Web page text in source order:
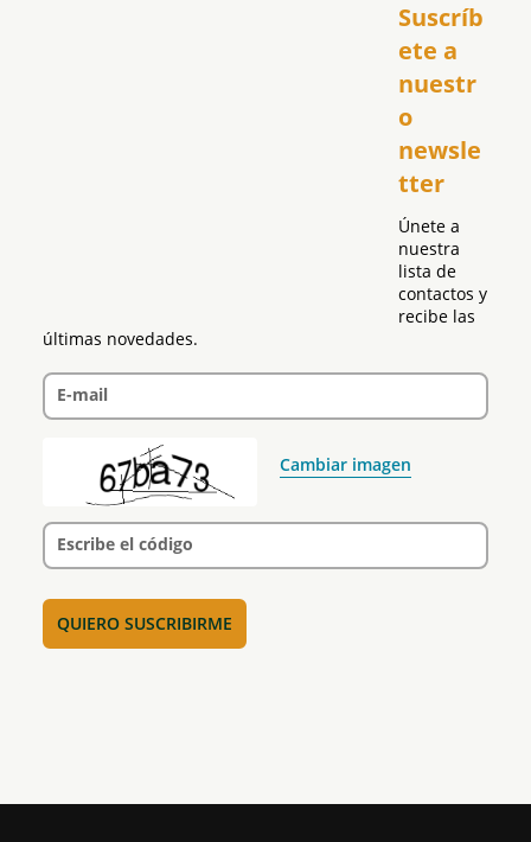
Suscríb
ete a
nuestr
o
newsle
tter
Únete a
nuestra
lista de
contactos y
recibe las
últimas novedades.
E-mail
Cambiar imagen
Escribe el código